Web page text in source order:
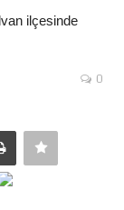
ilçesinde
0